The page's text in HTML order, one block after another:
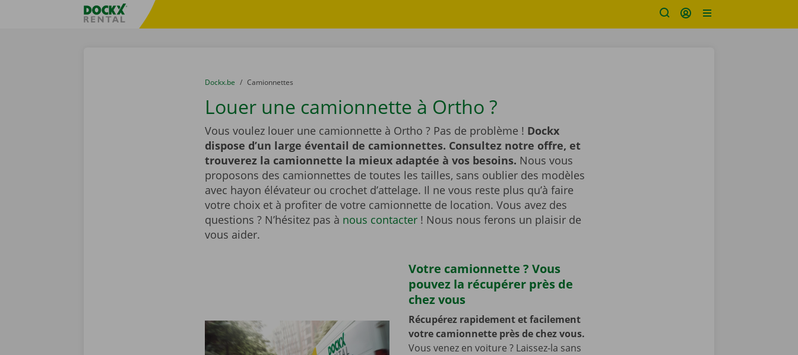
sitename
You are here:
du
Dockx.be to
Camionnettes
Louer une camionnette à Ortho ?
Vous voulez louer une camionnette à Ortho ? Pas de problème ! Dockx
dispose d’un large éventail de camionnettes. Consultez notre offre, et
trouverez la camionnette la mieux adaptée à vos besoins. Nous vous
proposons des camionnettes de toutes les tailles, sans oublier des modèles
avec hayon élévateur ou crochet d’attelage. Il ne vous reste plus qu’à faire
votre choix et à profiter de votre camionnette de location. Vous avez des
questions ? N’hésitez pas à nous contacter! Nous nous ferons un plaisir de
vous aider.
Votre camionnette ? Vous
pouvez la récupérer près de
chez vous
Récupérez rapidement et facilement
votre camionnette près de chez vous.
Vous venez en voiture ? Laissez-la sans